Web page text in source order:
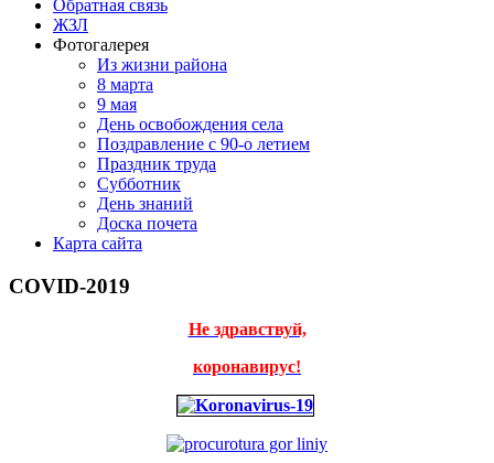
Обратная связь
ЖЗЛ
Фотогалерея
Из жизни района
8 марта
9 мая
День освобождения села
Поздравление с 90-о летием
Праздник труда
Субботник
День знаний
Доска почета
Карта сайта
COVID-2019
Не здравствуй,
коронавирус!